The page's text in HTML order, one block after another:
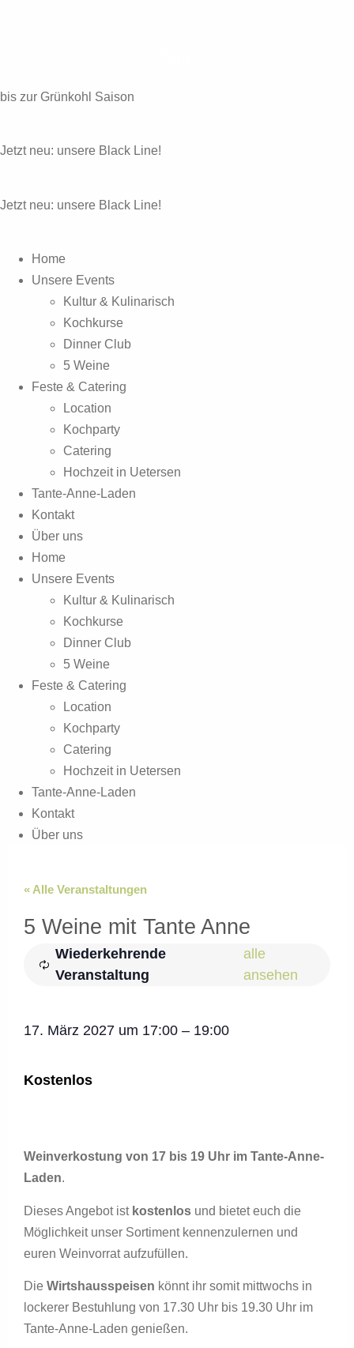
bis zur Grünkohl Saison
Jetzt neu: unsere Black Line!
Jetzt neu: unsere Black Line!
Home
Unsere Events
Kultur & Kulinarisch
Kochkurse
Dinner Club
5 Weine
Feste & Catering
Location
Kochparty
Catering
Hochzeit in Uetersen
Tante-Anne-Laden
Kontakt
Über uns
Home
Unsere Events
Kultur & Kulinarisch
Kochkurse
Dinner Club
5 Weine
Feste & Catering
Location
Kochparty
Catering
Hochzeit in Uetersen
Tante-Anne-Laden
Kontakt
Über uns
« Alle Veranstaltungen
5 Weine mit Tante Anne
Wiederkehrende
Veranstaltung
alle
ansehen
17. März 2027 um 17:00 – 19:00
Kostenlos
Weinverkostung von 17 bis 19 Uhr im Tante-Anne-
Laden.
Dieses Angebot ist kostenlos und bietet euch die
Möglichkeit unser Sortiment kennenzulernen und
euren Weinvorrat aufzufüllen.
Die Wirtshausspeisen könnt ihr somit mittwochs in
lockerer Bestuhlung von 17.30 Uhr bis 19.30 Uhr im
Tante-Anne-Laden genießen.